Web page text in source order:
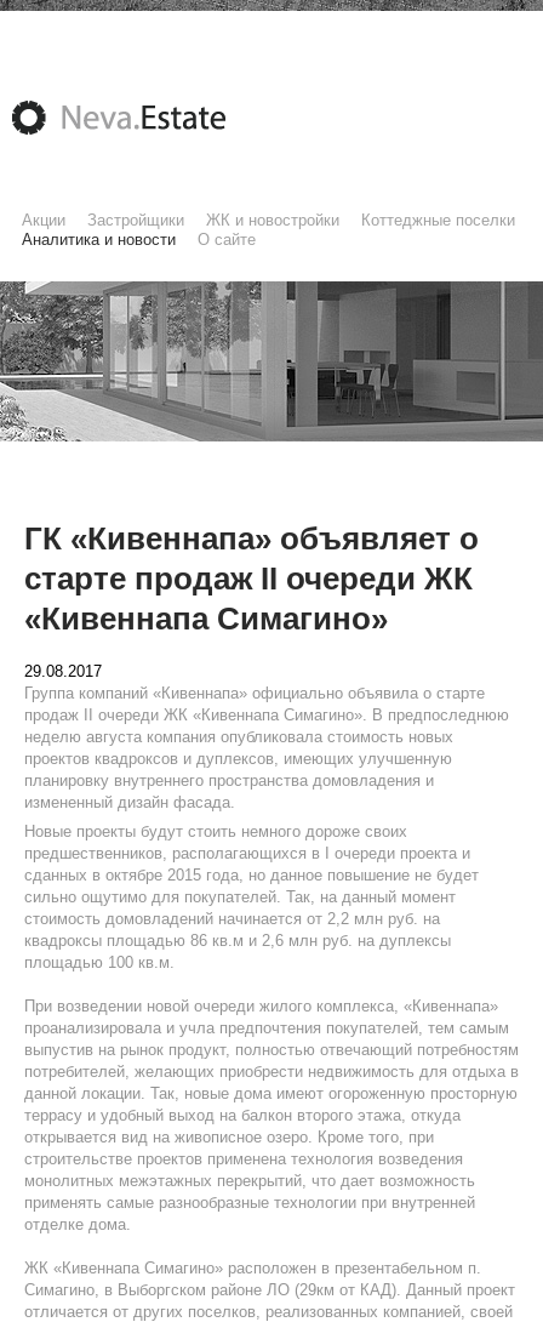
Акции Застройщики ЖК и новостройки
Коттеджные поселки
Аналитика и новости
О сайте
ГК «Кивеннапа» объявляет о
старте продаж II очереди ЖК
«Кивеннапа Симагино»
29.08.2017
Группа компаний «Кивеннапа» официально объявила о старте
продаж II очереди ЖК «Кивеннапа Симагино». В предпоследнюю
неделю августа компания опубликовала стоимость новых
проектов квадроксов и дуплексов, имеющих улучшенную
планировку внутреннего пространства домовладения и
измененный дизайн фасада.
Новые проекты будут стоить немного дороже своих
предшественников, располагающихся в I очереди проекта и
сданных в октябре 2015 года, но данное повышение не будет
сильно ощутимо для покупателей. Так, на данный момент
стоимость домовладений начинается от 2,2 млн руб. на
квадроксы площадью 86 кв.м и 2,6 млн руб. на дуплексы
площадью 100 кв.м.
При возведении новой очереди жилого комплекса, «Кивеннапа»
проанализировала и учла предпочтения покупателей, тем самым
выпустив на рынок продукт, полностью отвечающий потребностям
потребителей, желающих приобрести недвижимость для отдыха в
данной локации. Так, новые дома имеют огороженную просторную
террасу и удобный выход на балкон второго этажа, откуда
открывается вид на живописное озеро. Кроме того, при
строительстве проектов применена технология возведения
монолитных межэтажных перекрытий, что дает возможность
применять самые разнообразные технологии при внутренней
отделке дома.
ЖК «Кивеннапа Симагино» расположен в презентабельном п.
Симагино, в Выборгском районе ЛО (29км от КАД). Данный проект
отличается от других поселков, реализованных компанией, своей